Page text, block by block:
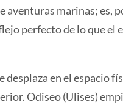
aventuras marinas; es,
perfecto de lo que el
en el espacio
Odiseo (Ulises)